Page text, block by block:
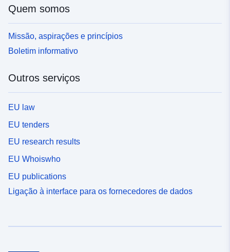
Quem somos
Missão, aspirações e princípios
Boletim informativo
Outros serviços
EU law
EU tenders
EU research results
EU Whoiswho
EU publications
Ligação à interface para os fornecedores de dados